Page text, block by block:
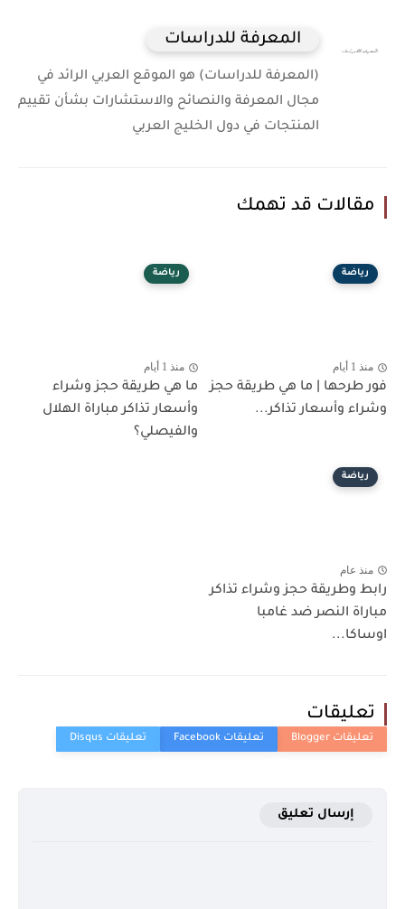
المعرفة للدراسات
(المعرفة للدراسات) هو الموقع العربي الرائد في
مجال المعرفة والنصائح والاستشارات بشأن تقييم
المنتجات في دول الخليج العربي
مقالات قد تهمك
رياضة
منذ 1 أيام
فور طرحها | ما هي طريقة حجز
وشراء وأسعار تذاكر...
رياضة
منذ 1 أيام
ما هي طريقة حجز وشراء
وأسعار تذاكر مباراة الهلال
والفيصلي؟
رياضة
منذ عام
رابط وطريقة حجز وشراء تذاكر
مباراة النصر ضد غامبا
اوساكا...
تعليقات
إرسال تعليق